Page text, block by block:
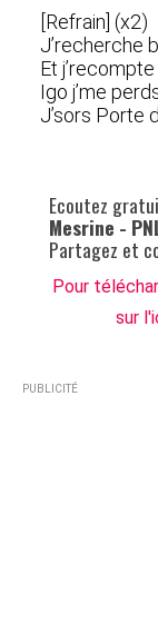
[Refrain] (x2)
J’recherche
Et
Igo j’me
J’sors Porte
Ecoutez
Mesrine -
Partagez et
Pour
sur
PUBLICITÉ